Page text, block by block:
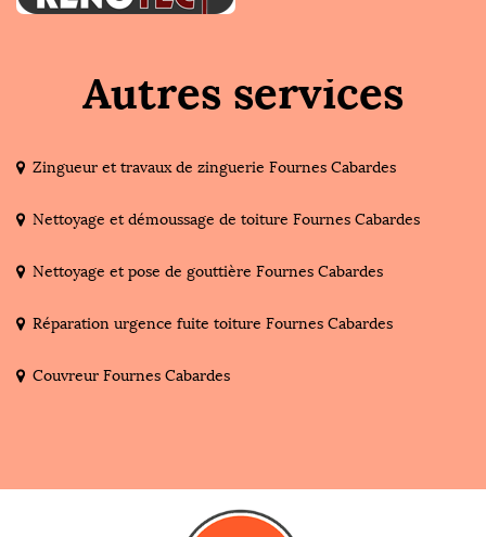
Autres services
Zingueur et travaux de zinguerie Fournes Cabardes
Nettoyage et démoussage de toiture Fournes Cabardes
Nettoyage et pose de gouttière Fournes Cabardes
Réparation urgence fuite toiture Fournes Cabardes
Couvreur Fournes Cabardes